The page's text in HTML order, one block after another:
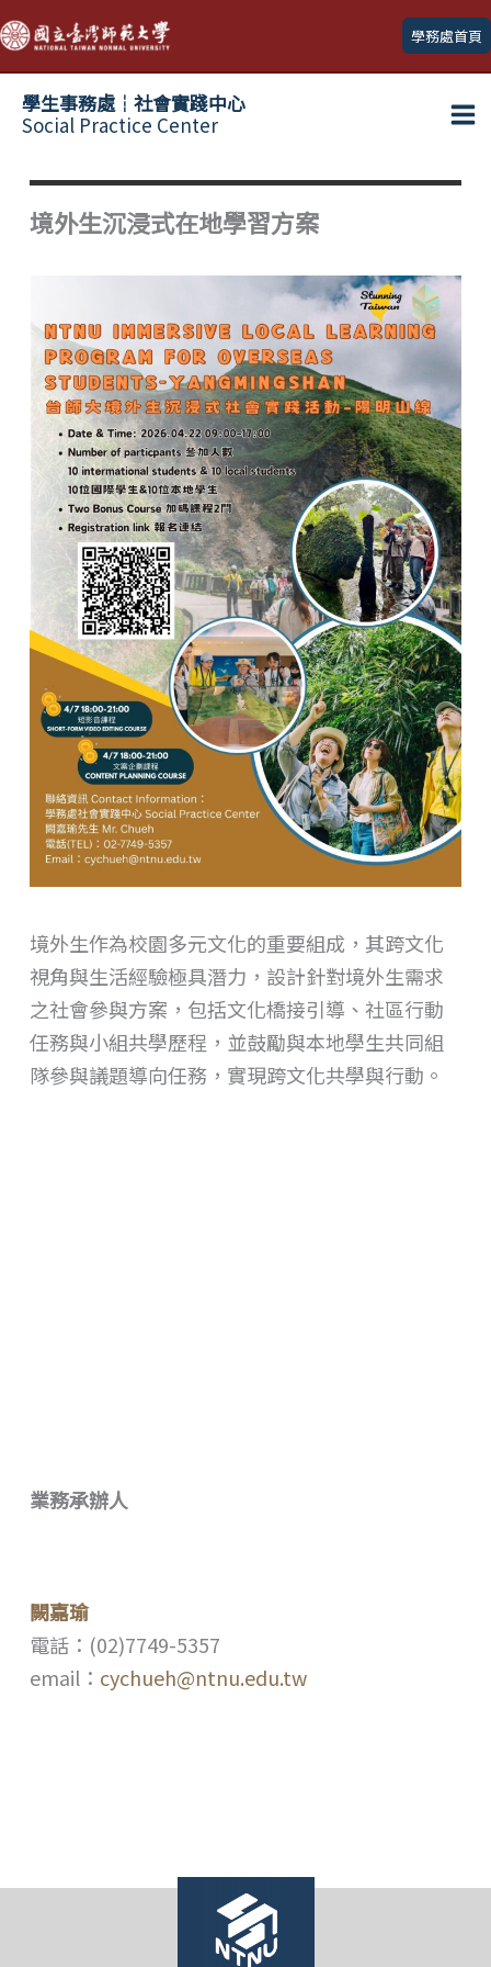
跳
至
主
學務處首頁
學生事務處┆社會實踐中心
Social Practice Center
境外生沉浸式在地學習方案
境外生作為校園多元文化的重要組成，其跨文化
視角與生活經驗極具潛力，設計針對境外生需求
之社會參與方案，包括文化橋接引導、社區行動
任務與小組共學歷程，並鼓勵與本地學生共同組
隊參與議題導向任務，實現跨文化共學與行動。
業務承辦人
闕嘉瑜
電話：(02)7749-5357
email： cychueh@ntnu.edu.tw